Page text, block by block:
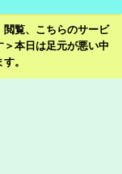
閲覧、こちらのサービ
＞本日は足元が悪い中
。